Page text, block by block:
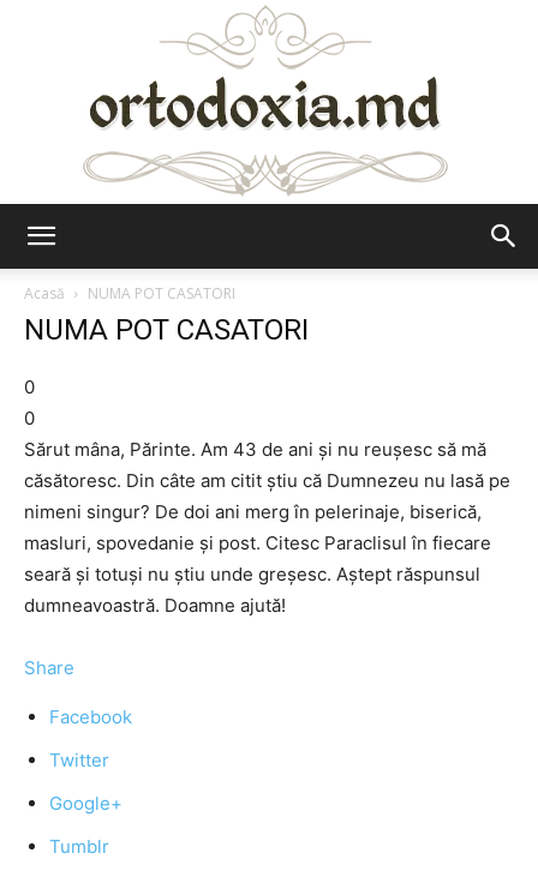
Acasă
NUMA POT CASATORI
NUMA POT CASATORI
0
0
Sărut mâna, Părinte. Am 43 de ani şi nu reuşesc să mă
căsătoresc. Din câte am citit ştiu că Dumnezeu nu lasă pe
nimeni singur? De doi ani merg în pelerinaje, biserică,
masluri, spovedanie şi post. Citesc Paraclisul în fiecare
seară şi totuşi nu ştiu unde greşesc. Aştept răspunsul
dumneavoastră. Doamne ajută!
Share
Facebook
Twitter
Google+
Tumblr